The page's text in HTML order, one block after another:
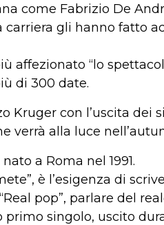
come Fabrizio De
gli hanno fatto
affezionato “lo
di 300 date.
con l’uscita dei
verrà alla luce
nato a Roma nel 1991.
è l’esigenza di
pop”, parlare del
primo singolo, uscito